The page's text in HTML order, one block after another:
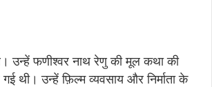
उन्हें फणीश्वर नाथ रेणु की मूल कथा की
थी। उन्हें फ़िल्म व्यवसाय और निर्माता के